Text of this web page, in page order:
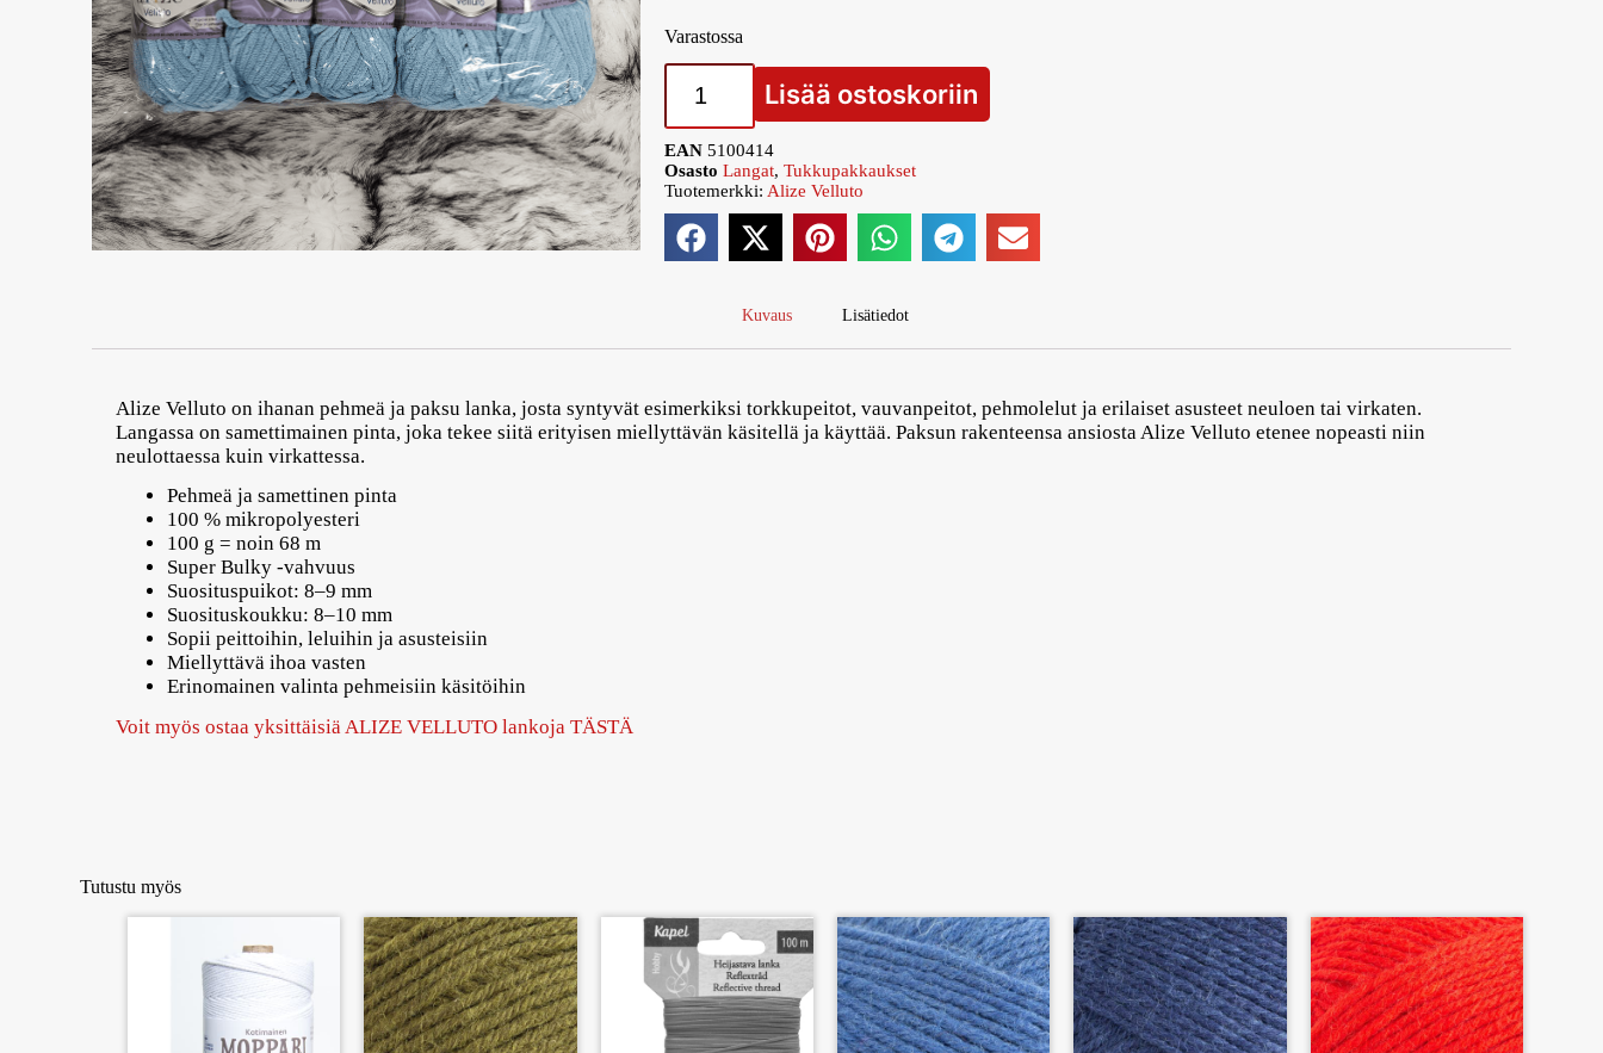
Varastossa
Lisää ostoskoriin
EAN 5100414
Osasto Langat, Tukkupakkaukset
Tuotemerkki: Alize Velluto
Kuvaus Lisätiedot
Alize Velluto on ihanan pehmeä ja paksu lanka, josta syntyvät esimerkiksi torkkupeitot, vauvanpeitot, pehmolelut ja erilaiset asusteet neuloen tai virkaten.
Langassa on samettimainen pinta, joka tekee siitä erityisen miellyttävän käsitellä ja käyttää. Paksun rakenteensa ansiosta Alize Velluto etenee nopeasti niin
neulottaessa kuin virkattessa.
Pehmeä ja samettinen pinta
100 % mikropolyesteri
100 g = noin 68 m
Super Bulky -vahvuus
Suosituspuikot: 8–9 mm
Suosituskoukku: 8–10 mm
Sopii peittoihin, leluihin ja asusteisiin
Miellyttävä ihoa vasten
Erinomainen valinta pehmeisiin käsitöihin
Voit myös ostaa yksittäisiä ALIZE VELLUTO lankoja TÄSTÄ
Tutustu myös